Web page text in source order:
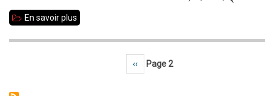
En savoir plus
Page précédente
‹‹ Page 2